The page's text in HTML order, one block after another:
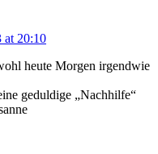
at 20:10
heute Morgen irgendwie
geduldige „Nachhilfe“